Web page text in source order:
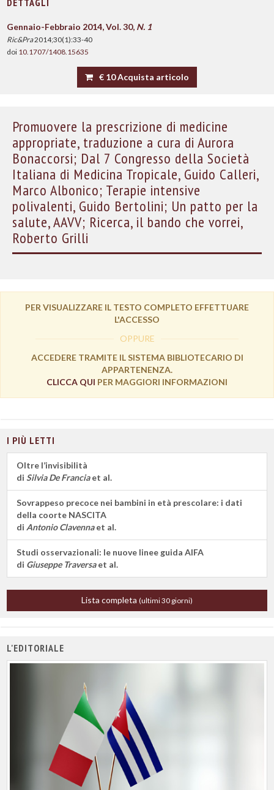
DETTAGLI
Gennaio-Febbraio 2014, Vol. 30, N. 1
Ric&Pra2014;30(1):33-40
doi 10.1707/1408.15635
€ 10 Acquista articolo
Promuovere la prescrizione di medicine
appropriate, traduzione a cura di Aurora
Bonaccorsi; Dal 7 Congresso della Società
Italiana di Medicina Tropicale, Guido Calleri,
Marco Albonico; Terapie intensive
polivalenti, Guido Bertolini; Un patto per la
salute, AAVV; Ricerca, il bando che vorrei,
Roberto Grilli
PER VISUALIZZARE IL TESTO COMPLETO EFFETTUARE
L'ACCESSO
OPPURE
ACCEDERE TRAMITE IL SISTEMA BIBLIOTECARIO DI
APPARTENENZA.
CLICCA QUI PER MAGGIORI INFORMAZIONI
I PIÙ LETTI
Oltre l’invisibilità
di Silvia De Franciaet al.
Sovrappeso precoce nei bambini in età prescolare: i dati
della coorte NASCITA
di Antonio Clavennaet al.
Studi osservazionali: le nuove linee guida AIFA
di Giuseppe Traversaet al.
Lista completa (ultimi 30 giorni)
L'EDITORIALE